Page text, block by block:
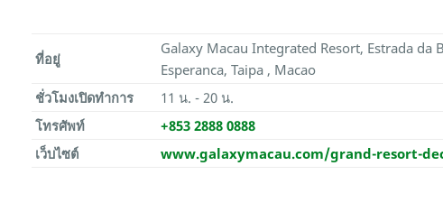
ที่อยู่
Galaxy Macau Integrated Resort, Estrada da
Esperanca, Taipa , Macao
ชั่วโมงเปิดทำการ
11 น. - 20 น.
โทรศัพท์
+853 2888 0888
เว็บไซต์
www.galaxymacau.com/grand-resort-